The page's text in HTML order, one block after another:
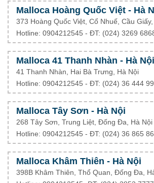
Malloca Hoàng Quốc Việt - Hà
373 Hoàng Quốc Việt, Cổ Nhuế, Cầu
Hotline: 0904212545 - ĐT: (024) 3269
Malloca 41 Thanh Nhàn - Hà Nội
41 Thanh Nhàn, Hai Bà Trưng, Hà Nội
Hotline: 0904212545 - ĐT: (024) 36 444
Malloca Tây Sơn - Hà Nội
268 Tây Sơn, Trung Liệt, Đống Đa, Hà Nội
Hotline: 0904212545 - ĐT: (024) 36 865
Malloca Khâm Thiên - Hà Nội
398B Khâm Thiên, Thổ Quan, Đống Đa,